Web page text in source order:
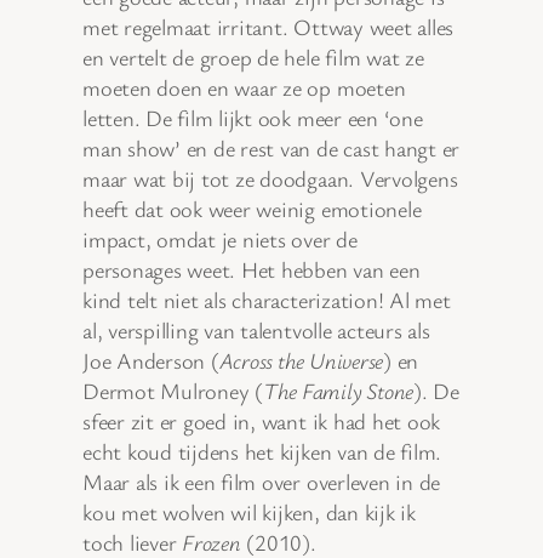
met regelmaat irritant. Ottway weet alles
en vertelt de groep de hele film wat ze
moeten doen en waar ze op moeten
letten. De film lijkt ook meer een ‘one
man show’ en de rest van de cast hangt er
maar wat bij tot ze doodgaan. Vervolgens
heeft dat ook weer weinig emotionele
impact, omdat je niets over de
personages weet. Het hebben van een
kind telt niet als characterization! Al met
al, verspilling van talentvolle acteurs als
Joe Anderson (Across the Universe) en
Dermot Mulroney (The Family Stone). De
sfeer zit er goed in, want ik had het ook
echt koud tijdens het kijken van de film.
Maar als ik een film over overleven in de
kou met wolven wil kijken, dan kijk ik
toch liever Frozen (2010).